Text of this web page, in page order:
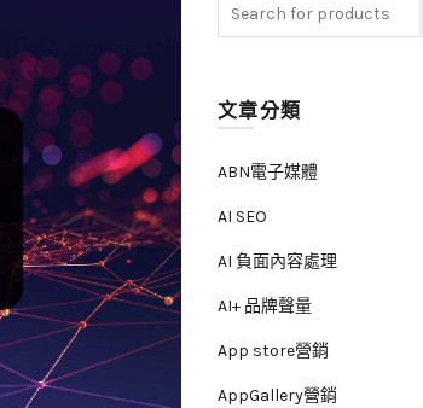
文章分類
ABN電子媒體
AI SEO
AI 負面內容處理
AI+ 品牌聲量
App store營銷
AppGallery營銷